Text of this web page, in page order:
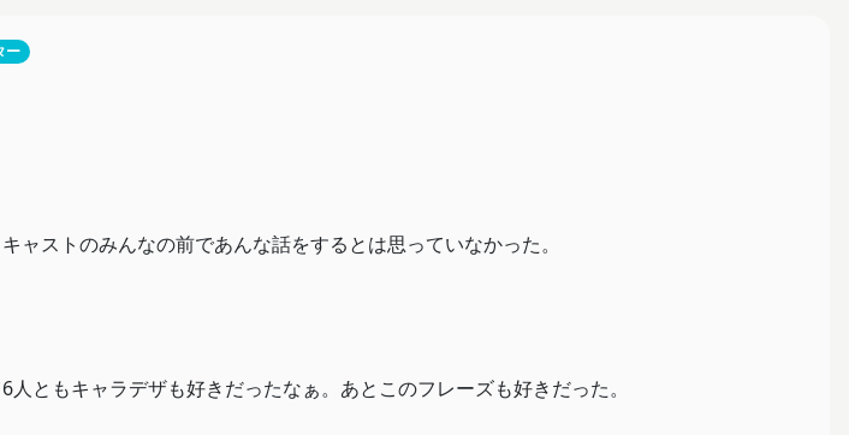
ー
ャストのみんなの前であんな話をするとは思っていなかった。
ともキャラデザも好きだったなぁ。あとこのフレーズも好きだった。